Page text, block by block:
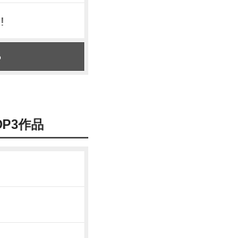
作品